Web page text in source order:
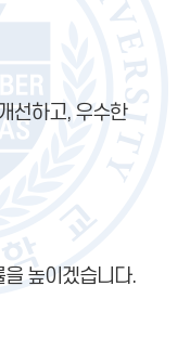
선하고, 우수한
높이겠습니다.